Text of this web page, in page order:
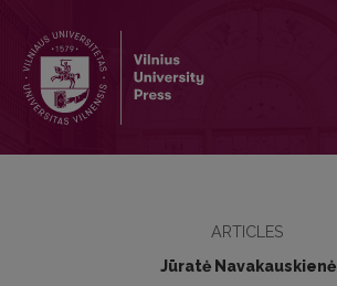
ARTICLES
Jūratė Navakauskienė